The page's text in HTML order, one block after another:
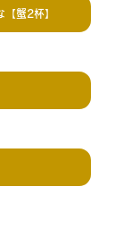
蟹2杯】